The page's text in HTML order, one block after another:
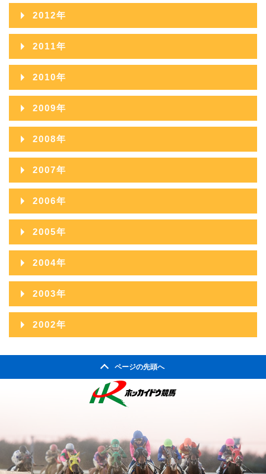
2022年01月
2021年02月
2021年01月
2020年03月
2020年02月
2020年01月
2019年03月
2019年02月
2019年01月
2018年06月
2018年05月
2018年03月
2018年02月
2018年01月
2017年07月
2017年06月
2017年05月
2017年03月
2017年02月
2017年01月
2016年08月
2016年07月
2016年06月
2016年05月
2016年03月
2016年02月
2016年01月
2015年09月
2015年08月
2015年07月
2015年06月
2015年05月
2015年03月
2015年02月
2015年01月
2014年11月
2014年10月
2014年09月
2014年08月
2014年07月
2014年06月
2014年05月
2014年03月
2014年02月
2014年01月
2013年12月
2013年11月
2013年10月
2013年09月
2013年08月
2013年07月
2013年06月
2013年05月
2013年03月
2013年02月
2013年01月
2012年
2012年12月
2012年11月
2012年10月
2012年09月
2012年08月
2012年07月
2012年06月
2012年05月
2012年03月
2012年02月
2012年01月
2011年
2011年12月
2011年11月
2011年10月
2011年09月
2011年08月
2011年07月
2011年06月
2011年05月
2011年03月
2011年02月
2010年
2010年12月
2010年11月
2010年10月
2010年09月
2010年08月
2010年07月
2010年06月
2010年05月
2010年03月
2009年
2009年12月
2009年11月
2009年10月
2009年09月
2009年08月
2009年07月
2009年06月
2009年05月
2009年03月
2008年
2008年12月
2008年11月
2008年10月
2008年09月
2008年08月
2008年07月
2008年06月
2008年05月
2008年01月
2007年
2007年12月
2007年11月
2007年10月
2007年09月
2007年08月
2007年07月
2007年02月
2007年01月
2006年
2006年12月
2006年11月
2006年10月
2006年09月
2006年08月
2006年03月
2005年
2005年12月
2005年11月
2005年10月
2005年09月
2005年08月
2005年07月
2005年04月
2004年
2004年12月
2004年11月
2004年10月
2004年06月
2004年05月
2003年
2003年12月
2003年07月
2003年06月
2002年
ページの先頭へ